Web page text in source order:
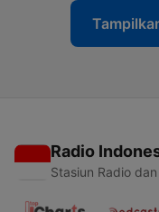
Radio
Stasiun Radio